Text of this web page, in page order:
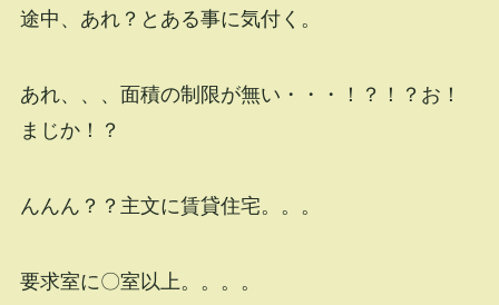
途中、あれ？とある事に気付く。
あれ、、、面積の制限が無い・・・！？！？お！
まじか！？
んんん？？主文に賃貸住宅。。。
要求室に〇室以上。。。。